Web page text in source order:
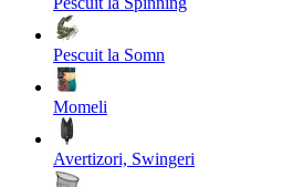
Pescuit la Somn
Momeli
Avertizori, Swingeri